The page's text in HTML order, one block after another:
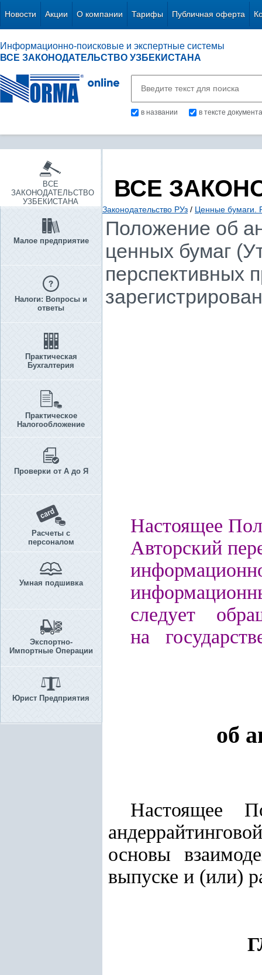
Новости Акции О компании Тарифы Публичная оферта
Информационно-поисковые и экспертные системы
ВСЕ ЗАКОНОДАТЕЛЬСТВО УЗБЕКИСТАНА
в названии в тексте документа
ВСЕ
ЗАКОНОДАТЕЛЬСТВО
УЗБЕКИСТАНА
Малое предприятие
Налоги: Вопросы и
ответы
Практическая
Бухгалтерия
Практическое
Налогообложение
Проверки от А до Я
Расчеты с
персоналом
Умная подшивка
Экспортно-
Импортные Операции
Юрист Предприятия
ВСЕ
Законодательство РУз / Ценные бумаги.
Положение об
ценных бумаг
перспективных
Настоящее
Авторский
следует
на
об
Настоящее
основы
выпуске и (или)